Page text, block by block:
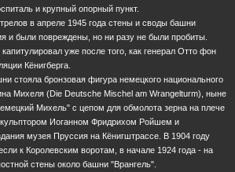
и крупный опорный пункт.
в апреле 1945 года стены и своды башни
и были повреждены, но ни разу не были пробиты.
уже после того, как генерал Отто фон
Кёнигберга.
стояла бронзовая фигура немецкого национального
Михеля (Die Deutsche Mischel am Wrangelturm), ныне
Михель" с цепом для обмолота зерна на плече
Иоганном Фридрихом Ройшем и
музея Пруссия на Кёнигштрассе. В 1904 году
к Королевским воротам, в начале 1924 года - на
стены около башни "Врангель".